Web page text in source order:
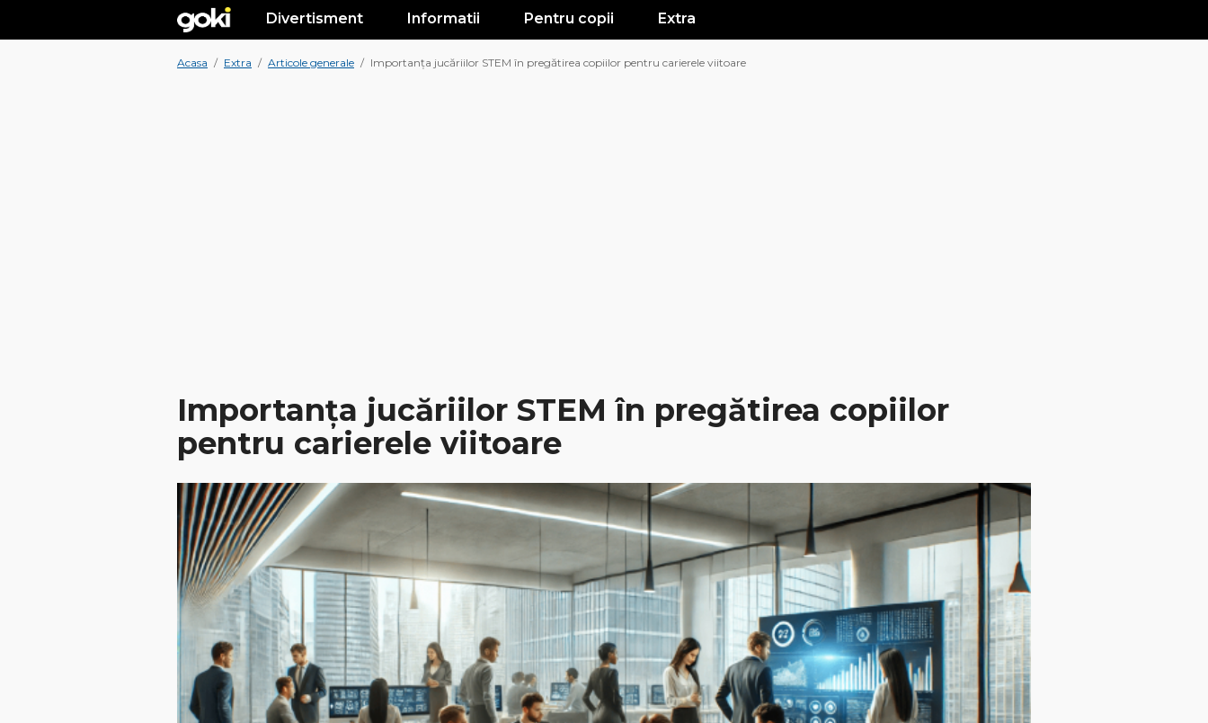
Divertisment Informatii Pentru copii Extra
Acasa / Extra / Articole generale / Importanța jucăriilor STEM în pregătirea copiilor pentru carierele viitoare
Importanța jucăriilor STEM în pregătirea copiilor
pentru carierele viitoare